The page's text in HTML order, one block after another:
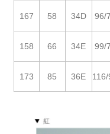
167 58 34D 96/
158 66 34E 99/
173 85 36E 116/